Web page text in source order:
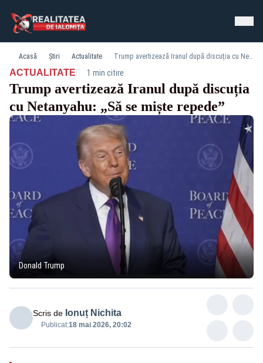
Acasă Știri Actualitate Trump avertizează Iranul după discuția cu Netanyahu: „Să se miște repede”
ACTUALITATE· 1 min citire
Trump avertizează Iranul după discuția
cu Netanyahu: „Să se miște repede”
Donald Trump
Scris de Ionuț Nichita
Publicat:18 mai 2026, 20:02